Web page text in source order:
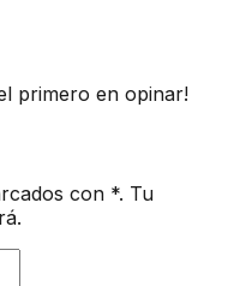
primero en opinar!
con *. Tu